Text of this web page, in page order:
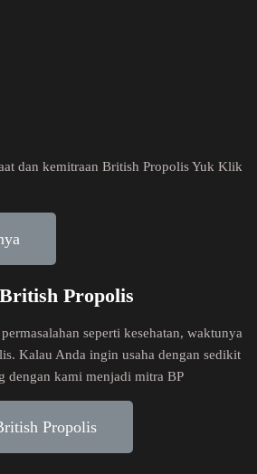
dan kemitraan British Propolis Yuk Klik
Propolis
seperti kesehatan, waktunya
Kalau Anda ingin usaha dengan sedikit
dengan kami menjadi mitra BP
Propolis